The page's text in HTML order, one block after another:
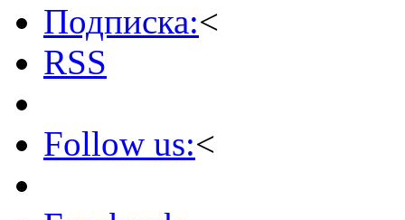
Подписка:<
RSS
Follow us:<